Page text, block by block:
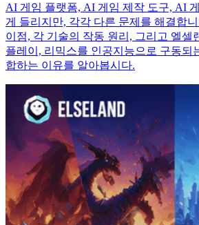
AI 게임 플랫폼, AI 게임 제작 도구, AI
게 들리지만, 각각 다른 문제를 해결합
이점, 각 기술의 작동 원리, 그리고 엘셀
플레이, 리믹스를 인공지능으로 구동되
합하는 이유를 알아봅시다.